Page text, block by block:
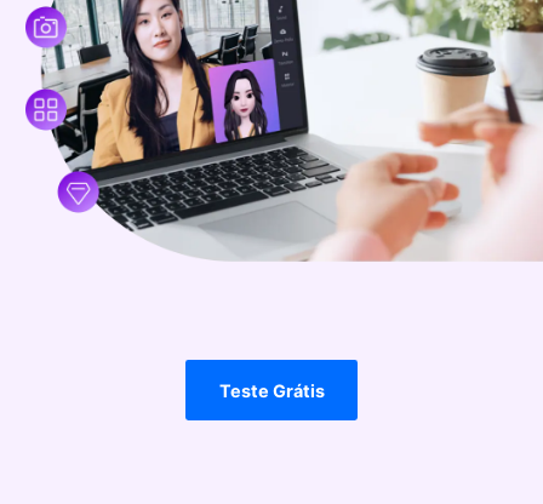
Teste Grátis